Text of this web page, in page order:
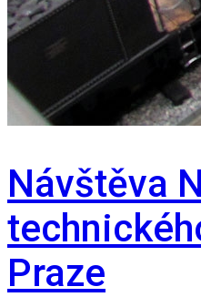
Návštěva
Praze